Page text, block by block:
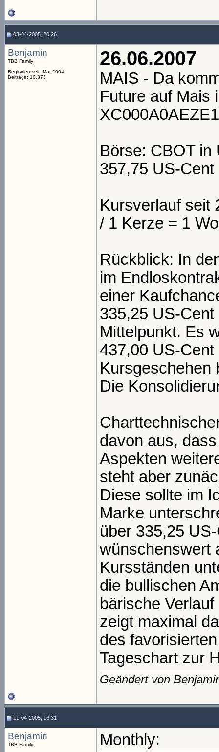
03-04-2005, 20:26
Benjamin
TBB Family
Registriert seit: Mar 2004
Beiträge: 10.373
26.06.2007
MAIS - Da
Future auf Mais
XC000A0AEZE1
Börse: CBOT in
357,75 US-
Kursverlauf seit
/ 1 Kerze = 1
Rückblick: In
im
einer
335,25 US-
Mittelpunkt. Es
437,00 US-
Kursgeschehen
Die
davon aus,
Aspekten
steht aber
Diese sollte im
Marke
über 335,25
wünschenswert
Kursständen
die bullischen
bärische
zeigt maximal
des
Tageschart zur
Geändert von
11-04-2005, 16:31
Benjamin
TBB Family
Monthly: